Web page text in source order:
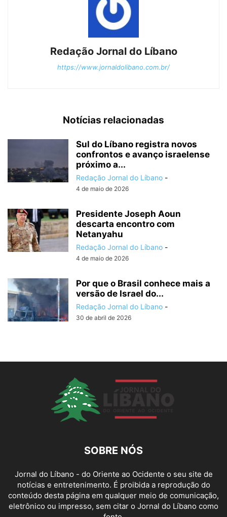
Redação Jornal do Líbano
https://www.jornaldolibano.com.br/
Notícias relacionadas
Sul do Líbano registra novos
confrontos e avanço israelense
próximo a...
Redação Jornal do Líbano -
4 de maio de 2026
Presidente Joseph Aoun
descarta encontro com
Netanyahu
Redação Jornal do Líbano -
4 de maio de 2026
Por que o Brasil conhece mais a
versão de Israel do...
Redação Jornal do Líbano -
30 de abril de 2026
SOBRE NÓS
Jornal do Líbano - do Oriente ao Ocidente o seu site de
notícias e entretenimento. É proibida a reprodução do
conteúdo desta página em qualquer meio de comunicação,
eletrônico ou impresso, sem citar o Jornal do Líbano como